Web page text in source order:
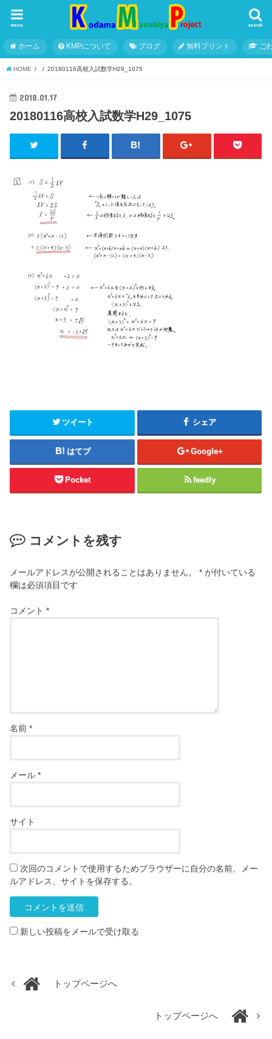
search
menu
ホーム KMPについて ブログ 無料プリント こ
HOME 20180116高校入試数学H29_1075
2018.01.17
20180116高校入試数学H29_1075
ツイート シェア
はてブ Google+
Pocket feedly
コメントを残す
メールアドレスが公開されることはありません。 * が付いている
欄は必須項目です
コメント*
名前*
メール*
サイト
次回のコメントで使用するためブラウザーに自分の名前、メー
ルアドレス、サイトを保存する。
新しい投稿をメールで受け取る
トップページへ
トップページへ